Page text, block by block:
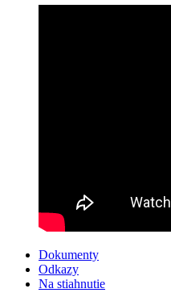
Dokumenty
Odkazy
Na stiahnutie